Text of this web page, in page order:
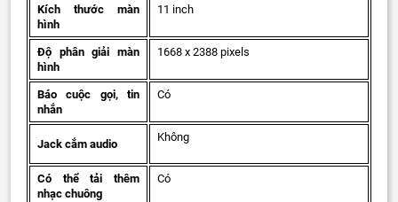
Kích thước màn
hình
11 inch
Độ phân giải màn
hình
1668 x 2388 pixels
Báo cuộc gọi, tin
nhắn
Có
Jack cắm audio
Không
Có thể tải thêm
nhạc chuông
Có